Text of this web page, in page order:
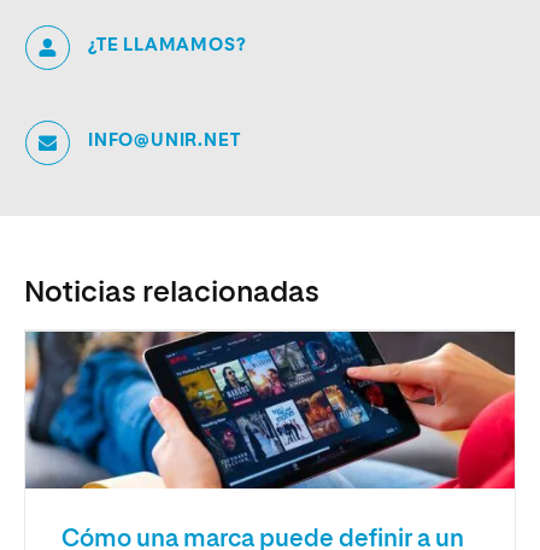
¿TE LLAMAMOS?
INFO@UNIR.NET
Noticias relacionadas
Cómo una marca puede definir a un